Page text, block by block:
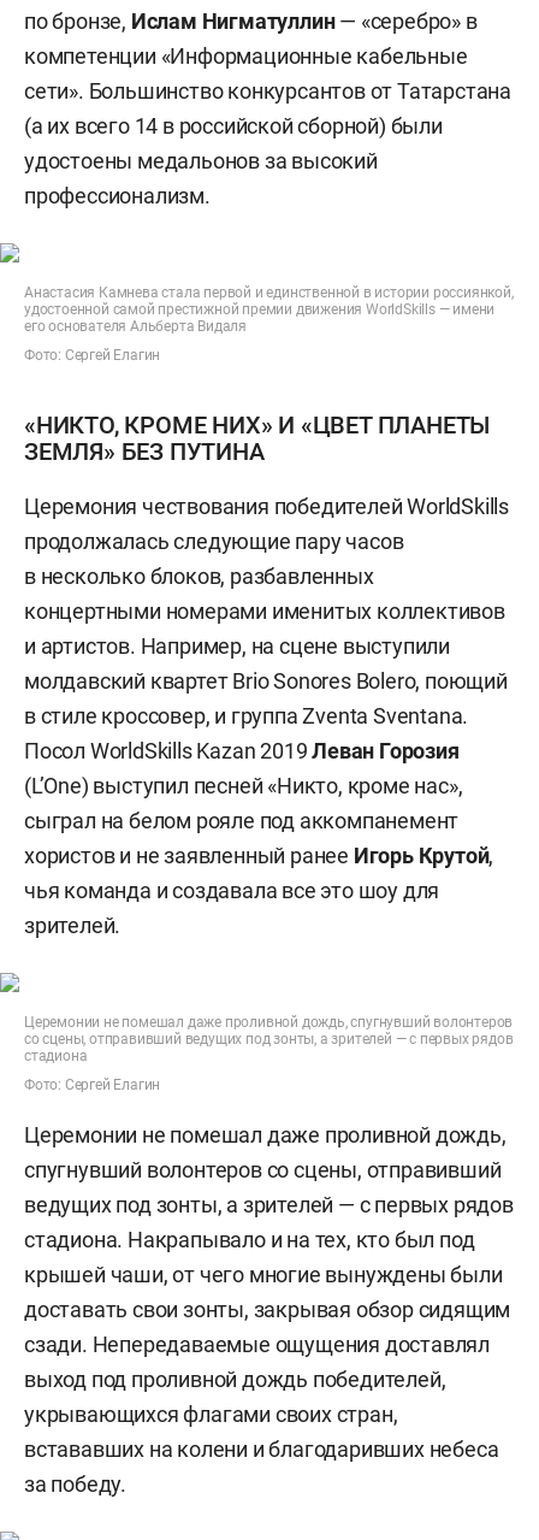
по бронзе, Ислам Нигматуллин— «серебро» в
компетенции «Информационные кабельные
сети». Большинство конкурсантов от Татарстана
(а их всего 14 в российской сборной) были
удостоены медальонов за высокий
профессионализм.
Анастасия Камнева стала первой и единственной в истории россиянкой,
удостоенной самой престижной премии движения WorldSkills — имени
его основателя Альберта Видаля
Фото: Сергей Елагин
«НИКТО, КРОМЕ НИХ» И «ЦВЕТ ПЛАНЕТЫ
ЗЕМЛЯ» БЕЗ ПУТИНА
Церемония чествования победителей WorldSkills
продолжалась следующие пару часов
в несколько блоков, разбавленных
концертными номерами именитых коллективов
и артистов. Например, на сцене выступили
молдавский квартет Brio Sonores Bolero, поющий
в стиле кроссовер, и группа Zventa Sventana.
Посол WorldSkills Kazan 2019Леван Горозия
(L’One) выступил песней «Никто, кроме нас»,
сыграл на белом рояле под аккомпанемент
хористов и не заявленный ранее Игорь Крутой,
чья команда и создавала все это шоу для
зрителей.
Церемонии не помешал даже проливной дождь, спугнувший волонтеров
со сцены, отправивший ведущих под зонты, а зрителей — с первых рядов
стадиона
Фото: Сергей Елагин
Церемонии не помешал даже проливной дождь,
спугнувший волонтеров со сцены, отправивший
ведущих под зонты, а зрителей — с первых рядов
стадиона. Накрапывало и на тех, кто был под
крышей чаши, от чего многие вынуждены были
доставать свои зонты, закрывая обзор сидящим
сзади. Непередаваемые ощущения доставлял
выход под проливной дождь победителей,
укрывающихся флагами своих стран,
встававших на колени и благодаривших небеса
за победу.